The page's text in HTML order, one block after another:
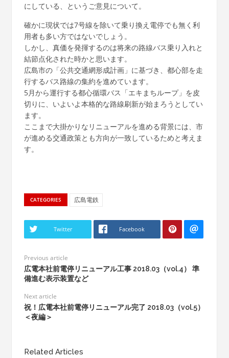
にしている、というご意見について。
確かに現状では7号線を除いて乗り換え電停でも無く利
用者も多い方ではないでしょう。
しかし、真価を発揮するのは将来の路線バス乗り入れと
結節点化された時かと思います。
広島市の「公共交通網形成計画」に基づき、都心部を走
行するバス路線の集約を進めています。
5月から運行する都心循環バス「エキまちループ」を皮
切りに、いよいよ本格的な路線刷新が始まろうとしてい
ます。
ここまで大掛かりなリニューアルを進める背景には、市
が進める交通政策とも方向が一致しているためと考えま
す。
CATEGORIES 広島電鉄
Twitter Facebook
Previous article
広電本社前電停リニューアル工事 2018.03（vol.4） 準
備進む表示装置など
Next article
祝！広電本社前電停リニューアル完了 2018.03（vol.5）
＜夜編＞
Related Articles